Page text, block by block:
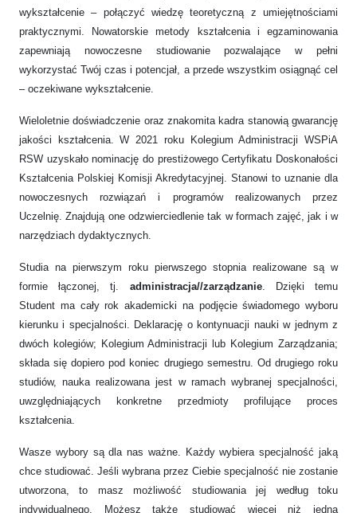
wykształcenie – połączyć wiedzę teoretyczną z umiejętnościami
praktycznymi. Nowatorskie metody kształcenia i egzaminowania
zapewniają nowoczesne studiowanie pozwalające w pełni
wykorzystać Twój czas i potencjał, a przede wszystkim osiągnąć cel
– oczekiwane wykształcenie.
Wieloletnie doświadczenie oraz znakomita kadra stanowią gwarancję
jakości kształcenia. W 2021 roku Kolegium Administracji WSPiA
RSW uzyskało nominację do prestiżowego Certyfikatu Doskonałości
Kształcenia Polskiej Komisji Akredytacyjnej. Stanowi to uznanie dla
nowoczesnych rozwiązań i programów realizowanych przez
Uczelnię. Znajdują one odzwierciedlenie tak w formach zajęć, jak i w
narzędziach dydaktycznych.
Studia na pierwszym roku pierwszego stopnia realizowane są w
formie łączonej, tj. administracja//zarządzanie. Dzięki temu
Student ma cały rok akademicki na podjęcie świadomego wyboru
kierunku i specjalności. Deklarację o kontynuacji nauki w jednym z
dwóch kolegiów; Kolegium Administracji lub Kolegium Zarządzania;
składa się dopiero pod koniec drugiego semestru. Od drugiego roku
studiów, nauka realizowana jest w ramach wybranej specjalności,
uwzględniających konkretne przedmioty profilujące proces
kształcenia.
Wasze wybory są dla nas ważne. Każdy wybiera specjalność jaką
chce studiować. Jeśli wybrana przez Ciebie specjalność nie zostanie
utworzona, to masz możliwość studiowania jej według toku
indywidualnego. Możesz także studiować więcej niż jedną